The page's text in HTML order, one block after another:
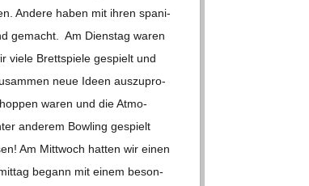
Andere haben mit ihren spa­ni­
gemacht. Am Diens­tag waren
viele Brett­spiele gespielt und
neue Ideen aus­zu­pro­
waren und die Atmo­
ande­rem Bow­ling gespielt
Am Mitt­woch hat­ten wir einen
begann mit einem beson­